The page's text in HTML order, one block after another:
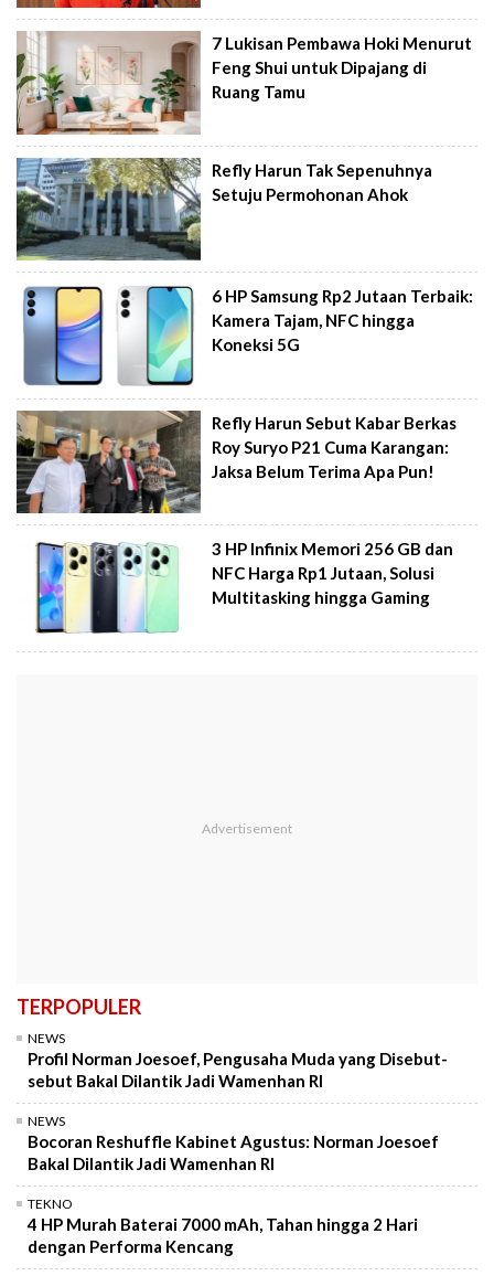
7 Lukisan Pembawa Hoki Menurut
Feng Shui untuk Dipajang di
Ruang Tamu
Refly Harun Tak Sepenuhnya
Setuju Permohonan Ahok
6 HP Samsung Rp2 Jutaan Terbaik:
Kamera Tajam, NFC hingga
Koneksi 5G
Refly Harun Sebut Kabar Berkas
Roy Suryo P21 Cuma Karangan:
Jaksa Belum Terima Apa Pun!
3 HP Infinix Memori 256 GB dan
NFC Harga Rp1 Jutaan, Solusi
Multitasking hingga Gaming
TERPOPULER
NEWS
Profil Norman Joesoef, Pengusaha Muda yang Disebut-
sebut Bakal Dilantik Jadi Wamenhan RI
NEWS
Bocoran Reshuffle Kabinet Agustus: Norman Joesoef
Bakal Dilantik Jadi Wamenhan RI
TEKNO
4 HP Murah Baterai 7000 mAh, Tahan hingga 2 Hari
dengan Performa Kencang